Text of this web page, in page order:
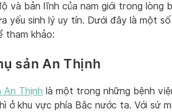
và bản lĩnh của nam giới trong lòng
yếu sinh lý uy tín. Dưới đây là một
tham khảo:
sản An Thịnh
An Thịnh là một trong những bệnh
ở khu vực phía Bắc nước ta. Với sứ